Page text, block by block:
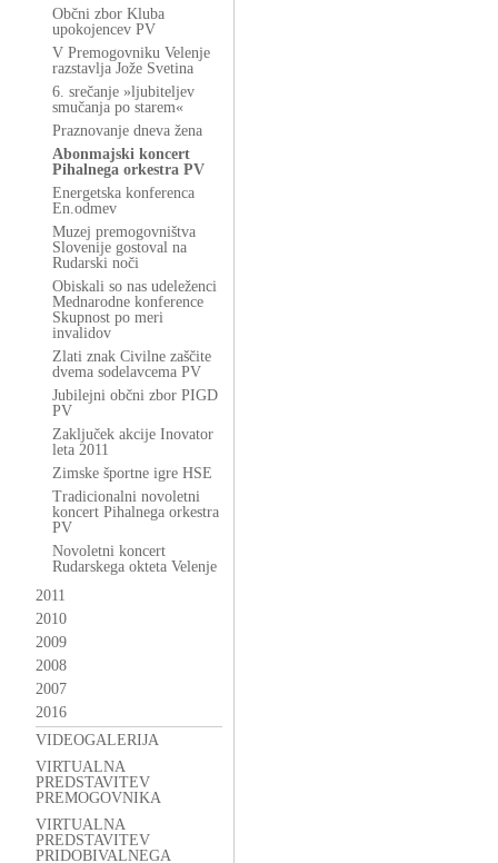
Občni zbor Kluba
upokojencev PV
V Premogovniku Velenje
razstavlja Jože Svetina
6. srečanje »ljubiteljev
smučanja po starem«
Praznovanje dneva žena
Abonmajski koncert
Pihalnega orkestra PV
Energetska konferenca
En.odmev
Muzej premogovništva
Slovenije gostoval na
Rudarski noči
Obiskali so nas udeleženci
Mednarodne konference
Skupnost po meri
invalidov
Zlati znak Civilne zaščite
dvema sodelavcema PV
Jubilejni občni zbor PIGD
PV
Zaključek akcije Inovator
leta 2011
Zimske športne igre HSE
Tradicionalni novoletni
koncert Pihalnega orkestra
PV
Novoletni koncert
Rudarskega okteta Velenje
2011
2010
2009
2008
2007
2016
VIDEOGALERIJA
VIRTUALNA
PREDSTAVITEV
PREMOGOVNIKA
VIRTUALNA
PREDSTAVITEV
PRIDOBIVALNEGA